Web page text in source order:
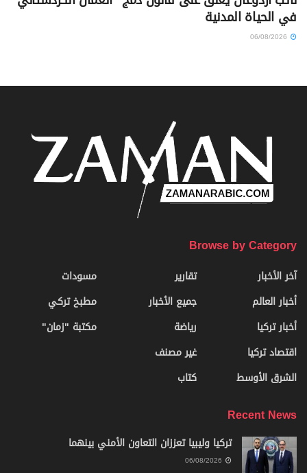
في الحياة المدنية
Browse by Category
آخر الأخبار
أخبار العالم
أخبار تركيا
اقتصاد تركيا
الشرق الأوسط
تقارير
جميع الأخبار
رياضة
غير مصنف
كتاب
مسودات
مطبخ تركي
مكتبة "زمان"
Recent News
تركيا وليبيا تعززان التعاون الأمني بينهما